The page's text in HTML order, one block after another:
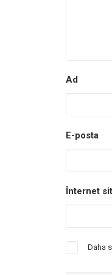
Ad
E-posta
İnternet
Daha